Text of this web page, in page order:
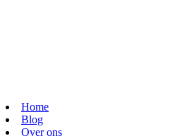
Home
Blog
Over ons